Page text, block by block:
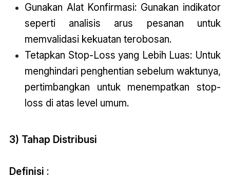
Gunakan Alat Konfirmasi: Gunakan indikator
seperti analisis arus pesanan untuk
memvalidasi kekuatan terobosan.
Tetapkan Stop-Loss yang Lebih Luas: Untuk
menghindari penghentian sebelum waktunya,
pertimbangkan untuk menempatkan stop-
loss di atas level umum.
3) Tahap Distribusi
Definisi :